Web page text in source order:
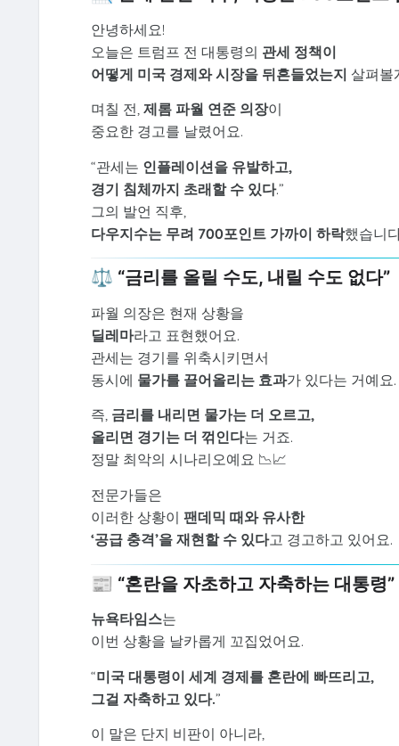
안녕하세요!
오늘은 트럼프 전 대통령의 관세 정책이
어떻게 미국 경제와 시장을 뒤흔들었는지 살펴볼
며칠 전, 제롬 파월 연준 의장이
중요한 경고를 날렸어요.
“관세는 인플레이션을 유발하고,
경기 침체까지 초래할 수 있다.”
그의 발언 직후,
다우지수는 무려 700포인트 가까이 하락했습니
⚖️ “금리를 올릴 수도, 내릴 수도 없다”
파월 의장은 현재 상황을
딜레마라고 표현했어요.
관세는 경기를 위축시키면서
동시에 물가를 끌어올리는 효과가 있다는 거예요.
즉, 금리를 내리면 물가는 더 오르고,
올리면 경기는 더 꺾인다는 거죠.
정말 최악의 시나리오예요 📉📈
전문가들은
이러한 상황이 팬데믹 때와 유사한
‘공급 충격’을 재현할 수 있다고 경고하고 있어요.
📰 “혼란을 자초하고 자축하는 대통령”
뉴욕타임스는
이번 상황을 날카롭게 꼬집었어요.
“미국 대통령이 세계 경제를 혼란에 빠뜨리고,
그걸 자축하고 있다.”
이 말은 단지 비판이 아니라,